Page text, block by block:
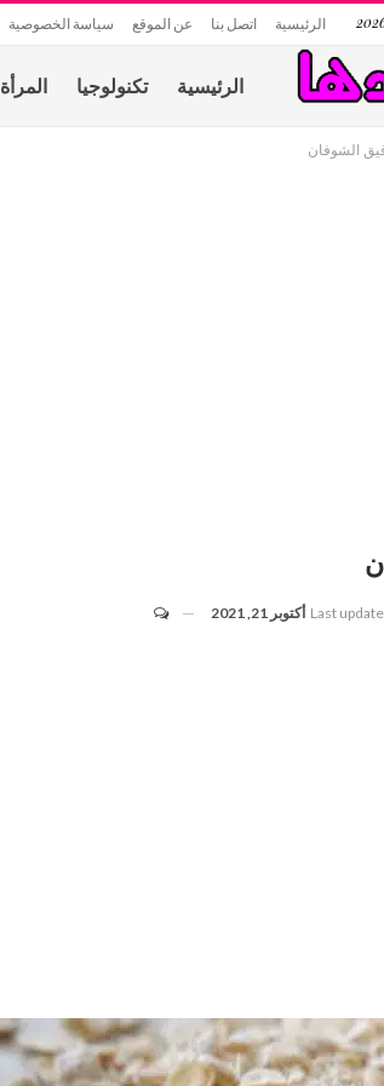
الرئيسية اتصل بنا عن الموقع سياسة الخصوصية
الرئيسية تكنولوجيا المرأة
الشوفان
Last أكتوبر 21, 2021